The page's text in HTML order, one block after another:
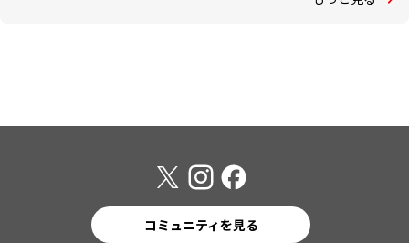
コミュニティを見る